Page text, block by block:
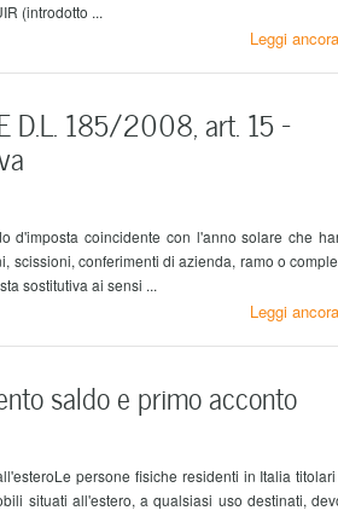
(introdotto ...
Leggi
D.L. 185/2008, art. 15 –
d'imposta coincidente con l'anno solare che
conferimenti di azienda, ramo o
sostitutiva ai sensi ...
Leggi
saldo e primo acconto
persone fisiche residenti in Italia
situati all'estero, a qualsiasi uso destinati,